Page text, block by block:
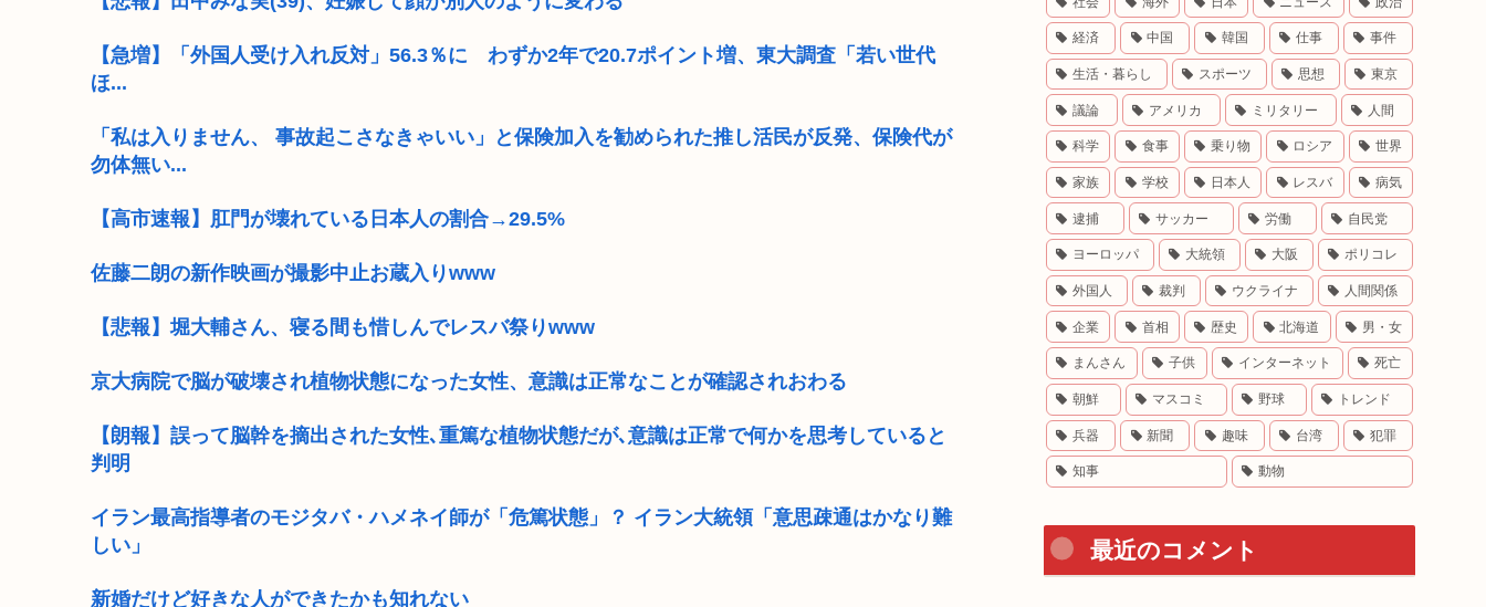
【急増】「外国人受け入れ反対」56.3％に わずか2年で20.7ポイント増、東大調査「若い世代
ほ...
「私は入りません、 事故起こさなきゃいい」と保険加入を勧められた推し活民が反発、保険代が
勿体無い...
【高市速報】肛門が壊れている日本人の割合→29.5%
佐藤二朗の新作映画が撮影中止お蔵入りwww
【悲報】堀大輔さん、寝る間も惜しんでレスバ祭りwww
京大病院で脳が破壊され植物状態になった女性、意識は正常なことが確認されおわる
【朗報】誤って脳幹を摘出された女性､重篤な植物状態だが､意識は正常で何かを思考していると
判明
イラン最高指導者のモジタバ・ハメネイ師が「危篤状態」？ イラン大統領「意思疎通はかなり難
しい」
新婚だけど好きな人ができたかも知れない
経済 中国 韓国 仕事 事件
生活・暮らし スポーツ 思想 東京
議論 アメリカ ミリタリー 人間
科学 食事 乗り物 ロシア 世界
家族 学校 日本人 レスバ 病気
逮捕 サッカー 労働 自民党
ヨーロッパ 大統領 大阪 ポリコレ
外国人 裁判 ウクライナ 人間関係
企業 首相 歴史 北海道 男・女
まんさん 子供 インターネット 死亡
朝鮮 マスコミ 野球 トレンド
兵器 新聞 趣味 台湾 犯罪
知事 動物
最近のコメント